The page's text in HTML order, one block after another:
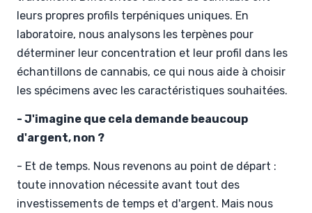
leurs propres profils terpéniques uniques. En
laboratoire, nous analysons les terpènes pour
déterminer leur concentration et leur profil dans les
échantillons de cannabis, ce qui nous aide à choisir
les spécimens avec les caractéristiques souhaitées.
- J'imagine que cela demande beaucoup
d'argent, non ?
- Et de temps. Nous revenons au point de départ :
toute innovation nécessite avant tout des
investissements de temps et d'argent. Mais nous